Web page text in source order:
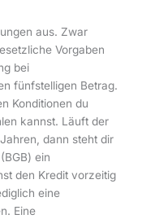
aus. Zwar
Vorgaben
bei
fünfstelligen Betrag.
Konditionen du
kannst. Läuft der
dann steht dir
ein
den Kredit vorzeitig
eine
Eine